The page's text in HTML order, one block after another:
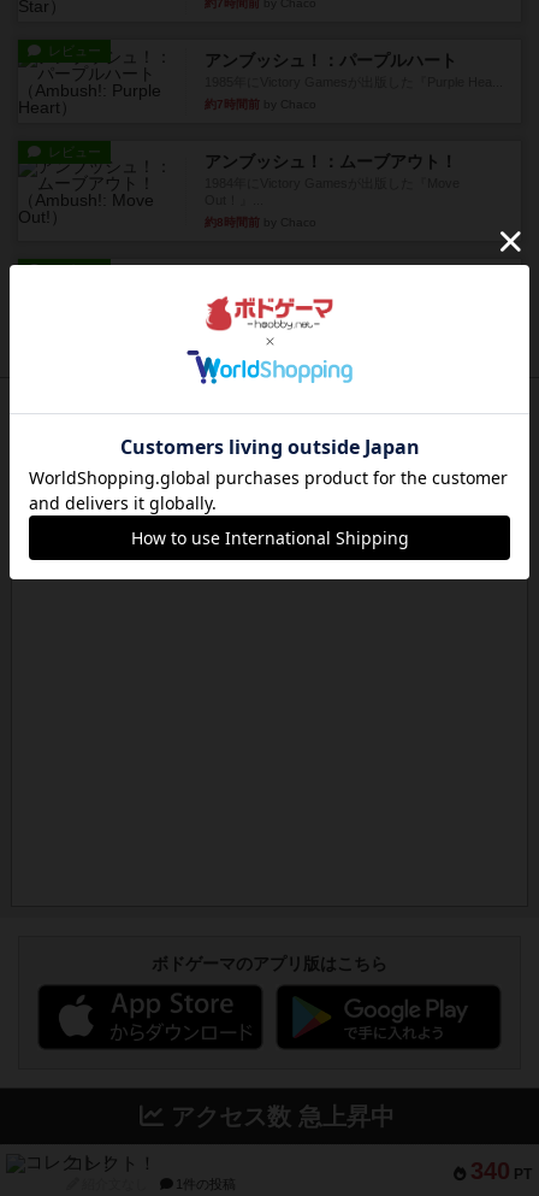
約7時間前
レビュー アンブッシュ！：パープルハート
約7時間前
レビュー アンブッシュ！：ムーブアウト！
約8時間前
レビュー
とにかく楽しい！最高のゲームではと思います。
ルールは多少ゲーム慣れした...
by ジェイとと
ボドゲーマのアプリ版はこちら
アクセス数 急上昇中
340 PT
コレクト！
1件の投稿